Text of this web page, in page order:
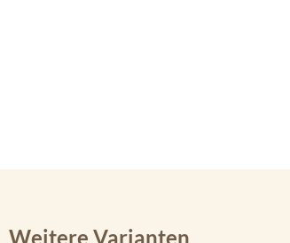
Weitere Varianten